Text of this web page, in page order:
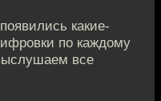
какие-
по каждому
все